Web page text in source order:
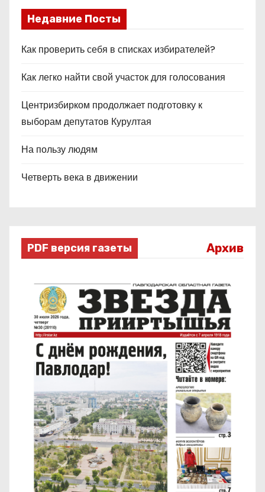
Недавние Посты
Как проверить себя в списках избирателей?
Как легко найти свой участок для голосования
Центризбирком продолжает подготовку к
выборам депутатов Курултая
На пользу людям
Четверть века в движении
PDF версия газеты Архив